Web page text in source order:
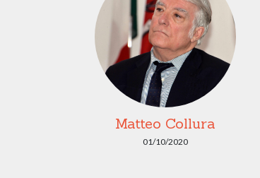
Matteo Collura
01/10/2020